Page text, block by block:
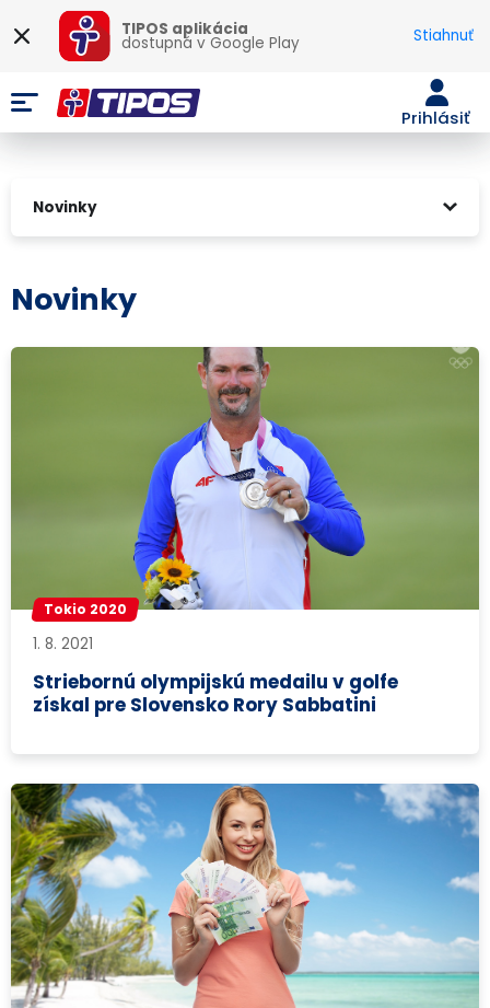
TIPOS aplikácia
dostupná vGoogle Play Stiahnuť
Prihlásiť
Novinky
Novinky
Tokio 2020
1. 8. 2021
Striebornú olympijskú medailu v golfe
získal pre Slovensko Rory Sabbatini